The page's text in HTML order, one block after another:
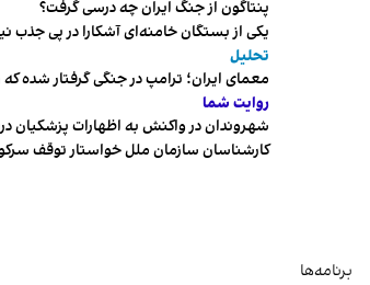
پنتاگون از جنگ ایران چه درسی گرفت؟
یکی از بستگان خامنه‌ای آشکارا در پی
تحلیل
معمای ایران؛ ترامپ در جنگی گرفتار شده
روایت شما
شهروندان در واکنش به اظهارات پزشکیان
کارشناسان سازمان ملل خواستار توقف
برنامه‌ها